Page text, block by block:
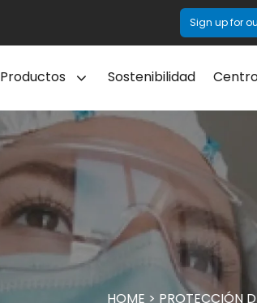
Sign up for
Productos Sostenibilidad
HOME > PROTECCIÓN